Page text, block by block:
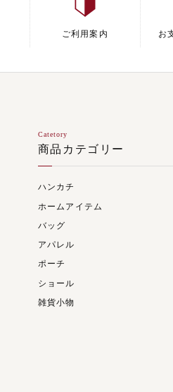
ご利用案内 お
Catetory
商品カテゴリー
ハンカチ
ホームアイテム
バッグ
アパレル
ポーチ
ショール
雑貨小物